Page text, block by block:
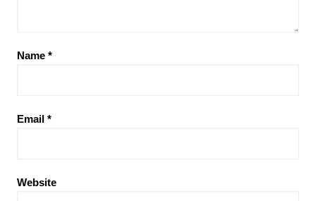
Name *
Email *
Website